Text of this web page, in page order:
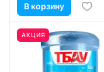
В корзину
АКЦИЯ